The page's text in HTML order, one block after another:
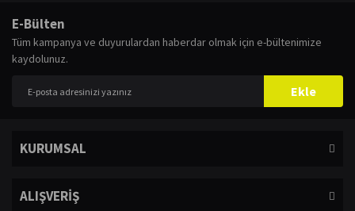
iletebilirsiniz.
Görüş ve önerileriniz için teşekkür ederiz.
Ürün fiyatı diğer sitelerden daha pahalı.
E-Bülten
Tüm kampanya ve duyurulardan haberdar olmak için e-bültenimize
kaydolunuz.
Ekle
KURUMSAL
ALIŞVERİŞ